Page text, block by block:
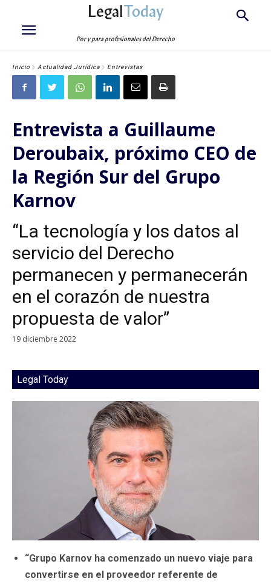
LegalToday
Por y para profesionales del Derecho
Inicio Actualidad Jurídica Entrevistas
Entrevista a Guillaume
Deroubaix, próximo CEO de
la Región Sur del Grupo
Karnov
“La tecnología y los datos al
servicio del Derecho
permanecen y permanecerán
en el corazón de nuestra
propuesta de valor”
19 diciembre 2022
Legal Today
“Grupo Karnov ha comenzado un nuevo viaje para
convertirse en el proveedor referente de